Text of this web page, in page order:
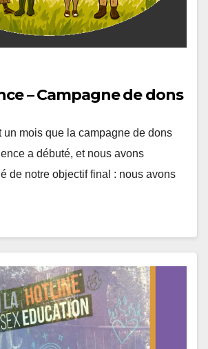
– Campagne de dons
un mois que la campagne de dons
a débuté, et nous avons
de notre objectif final : nous avons